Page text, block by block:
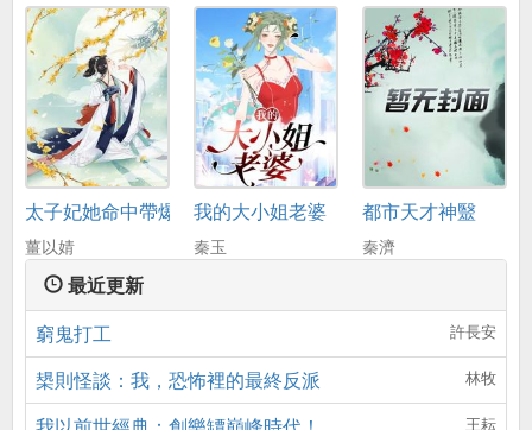
太子妃她命中帶爆
薑以婧
我的大小姐老婆
秦玉
都市天才神毉
秦濟
最近更新
窮鬼打工
許長安
槼則怪談：我，恐怖裡的最終反派 林牧
王耘